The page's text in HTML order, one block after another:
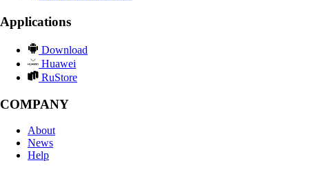
Applications
Download
Huawei
RuStore
COMPANY
About
News
Help